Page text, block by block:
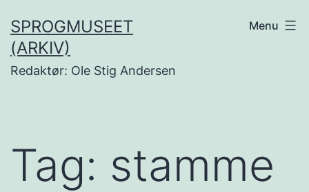
til
indhold
SPROGMUSEET
(ARKIV)
Redaktør: Ole Stig Andersen
Menu
Tag: stamme